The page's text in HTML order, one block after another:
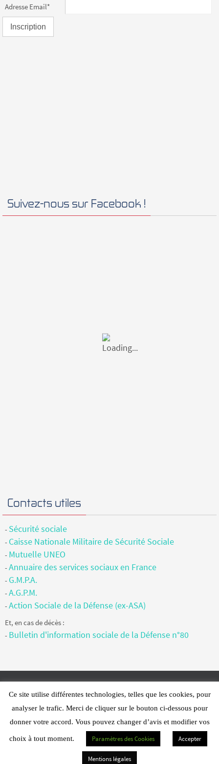
Adresse Email*
Suivez-nous sur Facebook !
Contacts utiles
- Sécurité sociale
- Caisse Nationale Militaire de Sécurité Sociale
- Mutuelle UNEO
- Annuaire des services sociaux en France
- G.M.P.A.
- A.G.P.M.
- Action Sociale de la Défense (ex-ASA)
Et, en cas de décès :
- Bulletin d'information sociale de la Défense n°80
Web Design - PFS Concept Toulon - © 2025
Fonctionne avec Nirvana WordPress.
Ce site utilise différentes technologies, telles que les cookies, pour
analyser le trafic. Merci de cliquer sur le bouton ci-dessous pour
donner votre accord. Vous pouvez changer d’avis et modifier vos
choix à tout moment. Paramètres des Cookies Accepter
Mentions légales